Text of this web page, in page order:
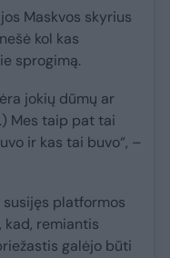
Maskvos skyrius
kol kas
sprogimą.
jokių dūmų ar
Mes taip pat tai
ir kas tai buvo“, –
platformos
kad, remiantis
galėjo būti